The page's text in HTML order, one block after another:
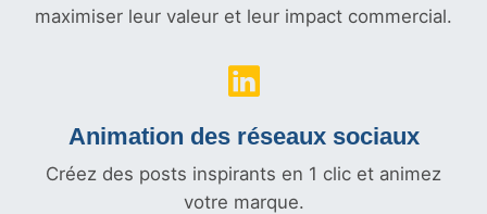
maximiser leur valeur et leur impact commercial.
Animation des réseaux sociaux
Créez des posts inspirants en 1 clic et animez
votre marque.